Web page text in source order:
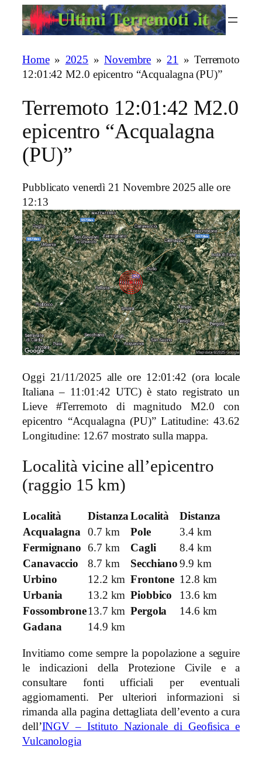
Home» 2025 »Novembre »21 » Terremoto
12:01:42 M2.0 epicentro “Acqualagna (PU)”
Terremoto 12:01:42 M2.0
epicentro “Acqualagna
(PU)”
Pubblicato venerdì 21 Novembre 2025 alle ore
12:13
Oggi 21/11/2025 alle ore 12:01:42 (ora locale
Italiana – 11:01:42 UTC) è stato registrato un
Lieve #Terremoto di magnitudo M2.0 con
epicentro “Acqualagna (PU)” Latitudine: 43.62
Longitudine: 12.67 mostrato sulla mappa.
Località vicine all’epicentro
(raggio 15 km)
Località DistanzaLocalità
Distanza
Acqualagna 0.7 km Pole
3.4 km
Fermignano 6.7 km Cagli
8.4 km
Canavaccio
8.7 km Secchiano 9.9 km
Urbino
12.2 km Frontone 12.8 km
Urbania
13.2 km Piobbico
13.6 km
Fossombrone13.7 km Pergola
14.6 km
Gadana
14.9 km
Invitiamo come sempre la popolazione a seguire
le indicazioni della Protezione Civile e a
consultare fonti ufficiali per eventuali
aggiornamenti. Per ulteriori informazioni si
rimanda alla pagina dettagliata dell’evento a cura
dell’INGV – Istituto Nazionale di Geofisica e
Vulcanologia